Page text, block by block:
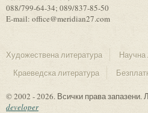
088/799-64-34; 089/837-85-50
E-mail: office@meridian27.com
Художествена литература
Научна
Краеведска литература
© 2002 - 2026. Всички права
developer